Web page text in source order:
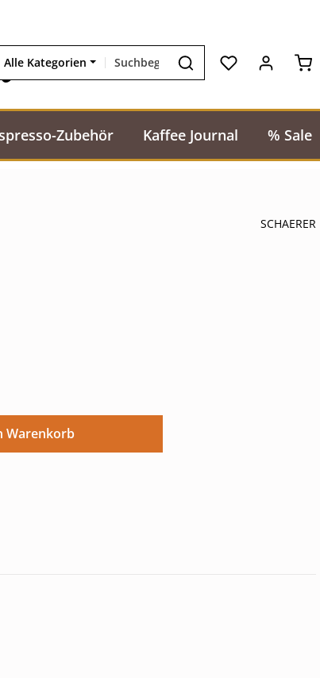
Alle Kategorien
Zubehör Kaffee Journal % Sale
SCHAERER
Wert ein oder benutze die
Warenkorb